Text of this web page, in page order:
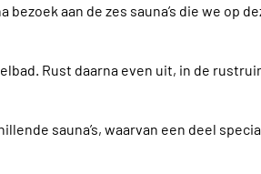
aan de zes sauna’s die we op
Rust daarna even uit, in de
sauna’s, waarvan een deel